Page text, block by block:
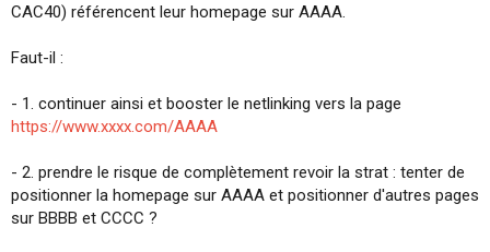
CAC40) référencent leur homepage sur AAAA.
Faut-il :
- 1. continuer ainsi et booster le netlinking vers la page
https://www.xxxx.com/AAAA
- 2. prendre le risque de complètement revoir la strat : tenter de
positionner la homepage sur AAAA et positionner d'autres pages
sur BBBB et CCCC ?